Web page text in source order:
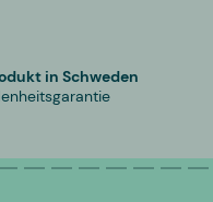
in Schweden